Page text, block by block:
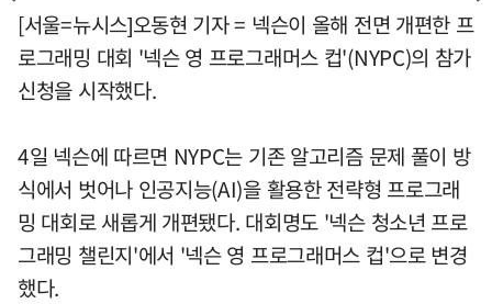
[서울=뉴시스]오동현 기자 = 넥슨이 올해 전면 개편한 프
로그래밍 대회 '넥슨 영 프로그래머스 컵'(NYPC)의 참가
신청을 시작했다.
4일 넥슨에 따르면 NYPC는 기존 알고리즘 문제 풀이 방
식에서 벗어나 인공지능(AI)을 활용한 전략형 프로그래
밍 대회로 새롭게 개편됐다. 대회명도 '넥슨 청소년 프로
그래밍 챌린지'에서 '넥슨 영 프로그래머스 컵'으로 변경
했다.